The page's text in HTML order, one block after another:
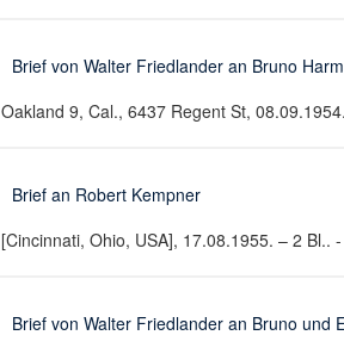
Brief von Walter Friedlander an Bruno
Oakland 9, Cal., 6437 Regent St,
Brief an Robert Kempner
[Cincinnati, Ohio, USA], 17.08.1955. – 2 Bl..
Brief von Walter Friedlander an Bruno und